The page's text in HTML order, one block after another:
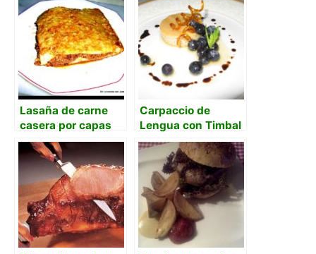
Lasaña de carne
casera por capas
paso a paso
Carpaccio de
Lengua con Timbal
de Pebre de Mote